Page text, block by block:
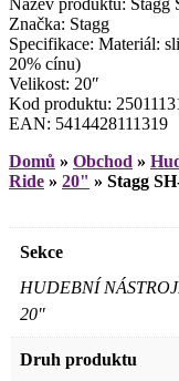
Značka: Stagg
Specifikace: Materiál:
20% cínu)
Velikost: 20″
Kod produktu:
EAN: 5414428111319
Domů » Obchod »
Ride » 20" » Stagg
Sekce
HUDEBNÍ
20"
Druh produktu